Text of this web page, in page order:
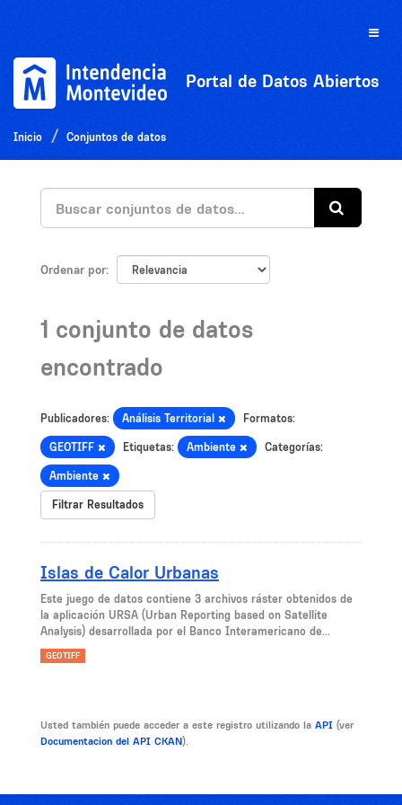
Toggle
Portal de Datos Abiertos
Inicio Conjuntos de datos
Ordenar por
1 conjunto de datos
encontrado
Publicadores: Análisis Territorial Formatos:
GEOTIFF Etiquetas: Ambiente Categorías:
Ambiente
Filtrar Resultados
Islas de Calor Urbanas
Este juego de datos contiene 3 archivos ráster obtenidos de
la aplicación URSA (Urban Reporting based on Satellite
Analysis) desarrollada por el Banco Interamericano de...
GEOTIFF
Usted también puede acceder a este registro utilizando la API (ver
Documentacion del API CKAN).